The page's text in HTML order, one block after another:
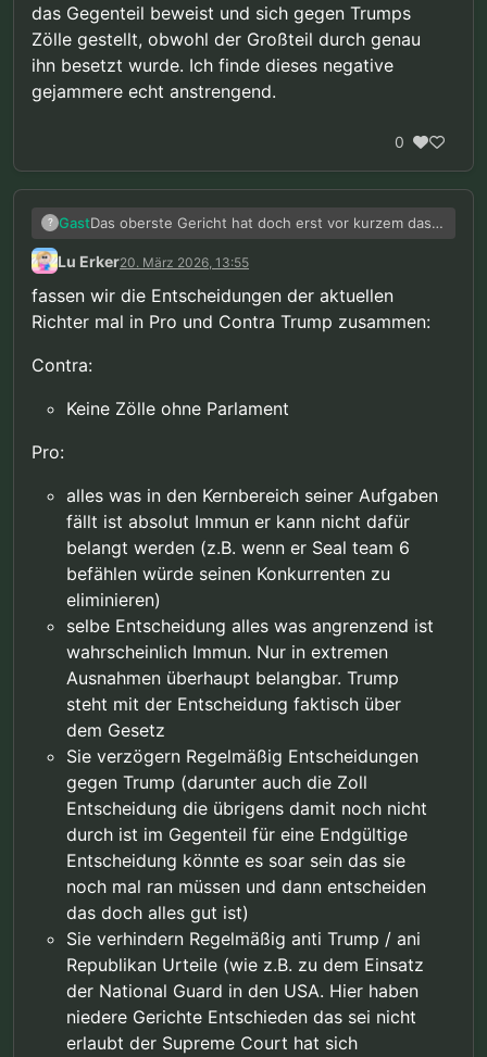
das Gegenteil beweist und sich gegen Trumps
Zölle gestellt, obwohl der Großteil durch genau
ihn besetzt wurde. Ich finde dieses negative
gejammere echt anstrengend.
0
? GastDas oberste Gericht hat doch erst vor kurzem das
Gegenteil beweist und sich gegen Trumps Zölle
gestellt, obwohl der Großteil durch genau ihn
gejammere echt anstrengend.
Lu Erker20. März 2026, 13:55
fassen wir die Entscheidungen der aktuellen
Richter mal in Pro und Contra Trump zusammen:
Contra:
Keine Zölle ohne Parlament
Pro:
alles was in den Kernbereich seiner Aufgaben
fällt ist absolut Immun er kann nicht dafür
belangt werden (z.B. wenn er Seal team 6
befählen würde seinen Konkurrenten zu
eliminieren)
selbe Entscheidung alles was angrenzend ist
wahrscheinlich Immun. Nur in extremen
Ausnahmen überhaupt belangbar. Trump
steht mit der Entscheidung faktisch über
dem Gesetz
Sie verzögern Regelmäßig Entscheidungen
gegen Trump (darunter auch die Zoll
Entscheidung die übrigens damit noch nicht
durch ist im Gegenteil für eine Endgültige
Entscheidung könnte es soar sein das sie
noch mal ran müssen und dann entscheiden
das doch alles gut ist)
Sie verhindern Regelmäßig anti Trump / ani
Republikan Urteile (wie z.B. zu dem Einsatz
der National Guard in den USA. Hier haben
niedere Gerichte Entschieden das sei nicht
erlaubt der Supreme Court hat sich